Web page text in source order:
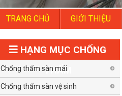
TRANG CHỦ GIỚI THIỆU
HẠNG MỤC CHỐNG
THẤM
Chống thấm sàn mái
Chống thấm sàn vệ sinh